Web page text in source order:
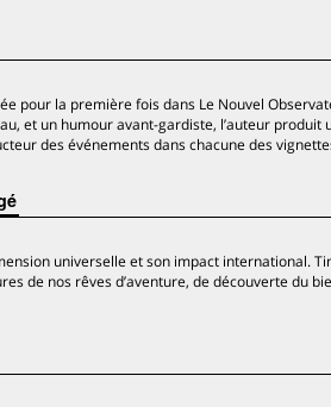
pour la première fois dans Le Nouvel
et un humour avant-gardiste, l’auteur produit
des événements dans chacune des
universelle et son impact international.
de nos rêves d’aventure, de découverte du